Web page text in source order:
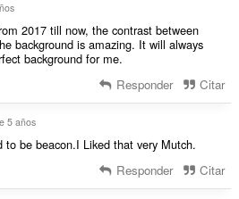
2017 till now, the contrast between
background is amazing. It will always
background for me.
Responder Citar
5 años
to be beacon.I Liked that very Mutch.
Responder Citar